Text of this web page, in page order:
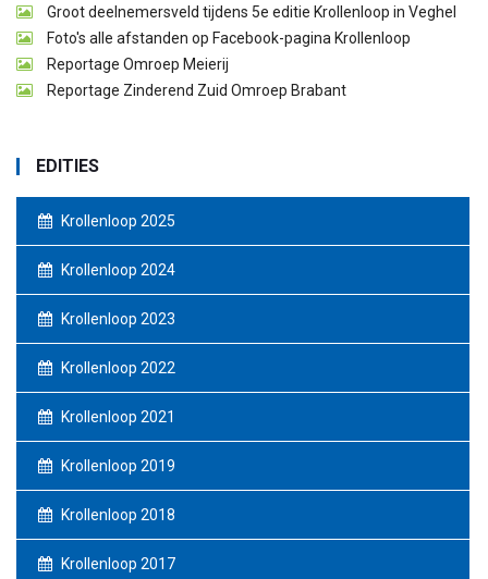
Groot deelnemersveld tijdens 5e editie Krollenloop in Veghel
Foto's alle afstanden op Facebook-pagina Krollenloop
Reportage Omroep Meierij
Reportage Zinderend Zuid Omroep Brabant
EDITIES
Krollenloop 2025
Krollenloop 2024
Krollenloop 2023
Krollenloop 2022
Krollenloop 2021
Krollenloop 2019
Krollenloop 2018
Krollenloop 2017